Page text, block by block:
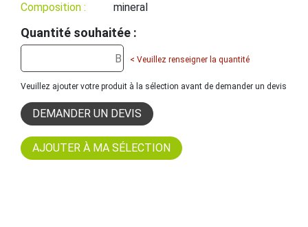
Composition :
mineral
Quantité souhaitée :
< Veuillez renseigner la quantité
Veuillez ajouter votre produit à la sélection avant de demander un devis
DEMANDER UN DEVIS